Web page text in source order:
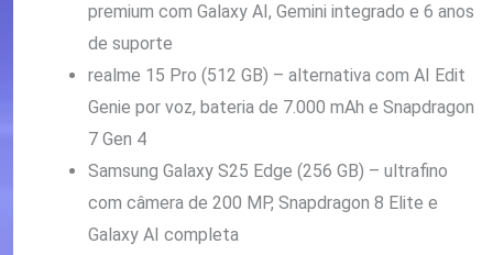
premium com Galaxy AI, Gemini integrado e 6 anos
de suporte
realme 15 Pro (512 GB) – alternativa com AI Edit
Genie por voz, bateria de 7.000 mAh e Snapdragon
7 Gen 4
Samsung Galaxy S25 Edge (256 GB) – ultrafino
com câmera de 200 MP, Snapdragon 8 Elite e
Galaxy AI completa